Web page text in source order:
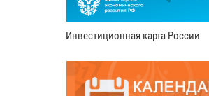
Инвестиционная карта России